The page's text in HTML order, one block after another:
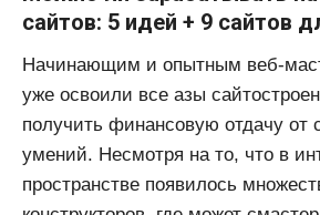
сайтов: 5 идей + 9 сайтов
Начинающим и опытным веб-
уже освоили все азы
получить финансовую отдачу от
умений. Несмотря на то, что в
пространстве появилось